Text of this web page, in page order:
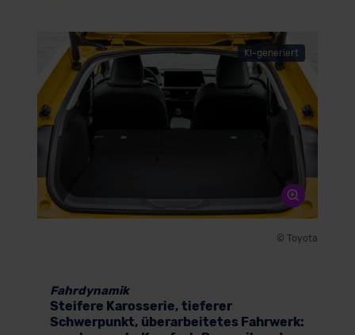
KI-generiert
© Toyota
Fahrdynamik
Steifere Karosserie, tieferer
Schwerpunkt, überarbeitetes Fahrwerk: